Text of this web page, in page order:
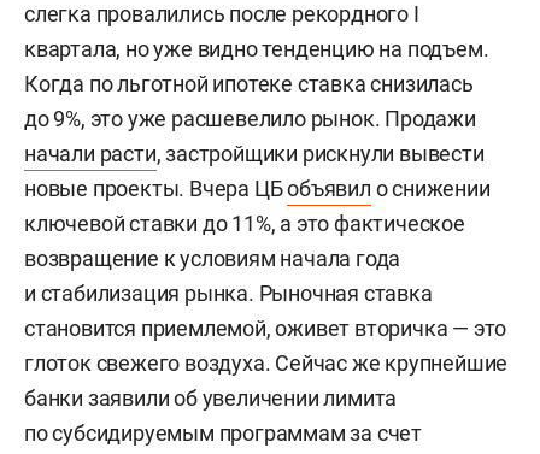
слегка провалились после рекордного I
квартала, но уже видно тенденцию на подъем.
Когда по льготной ипотеке ставка снизилась
до 9%, это уже расшевелило рынок. Продажи
начали расти, застройщики рискнули вывести
новые проекты. Вчера ЦБобъявил о снижении
ключевой ставки до 11%, а это фактическое
возвращение к условиям начала года
и стабилизация рынка. Рыночная ставка
становится приемлемой, оживет вторичка — это
глоток свежего воздуха. Сейчас же крупнейшие
банки заявили об увеличении лимита
по субсидируемым программам за счет